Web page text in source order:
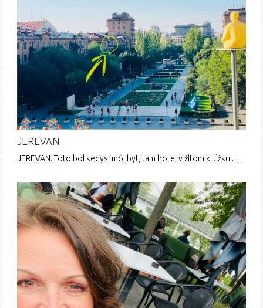
JEREVAN
JEREVAN. Toto bol kedysi môj byt, tam hore, v žltom krúžku .…